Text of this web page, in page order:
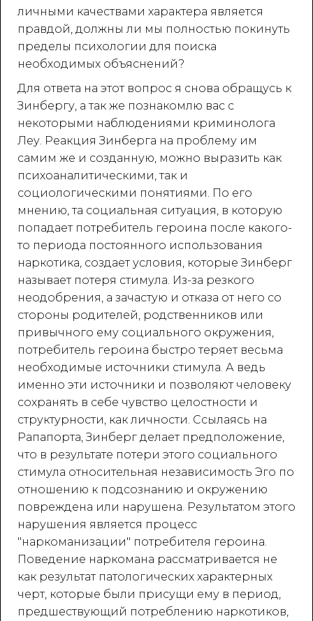
личными качествами характера является
правдой, должны ли мы полностью покинуть
пределы психологии для поиска
необходимых объяснений?
Для ответа на этот вопрос я снова обращусь к
Зинбергу, а так же познакомлю вас с
некоторыми наблюдениями криминолога
Леу. Реакция Зинберга на проблему им
самим же и созданную, можно выразить как
психоаналитическими, так и
социологическими понятиями. По его
мнению, та социальная ситуация, в которую
попадает потребитель героина после какого-
то периода постоянного использования
наркотика, создает условия, которые Зинберг
называет потеря стимула. Из-за резкого
неодобрения, а зачастую и отказа от него со
стороны родителей, родственников или
привычного ему социального окружения,
потребитель героина быстро теряет весьма
необходимые источники стимула. А ведь
именно эти источники и позволяют человеку
сохранять в себе чувство целостности и
структурности, как личности. Ссылаясь на
Рапапорта, Зинберг делает предположение,
что в результате потери этого социального
стимула относительная независимость Эго по
отношению к подсознанию и окружению
повреждена или нарушена. Результатом этого
нарушения является процесс
"наркоманизации" потребителя героина.
Поведение наркомана рассматривается не
как результат патологических характерных
черт, которые были присущи ему в период,
предшествующий потреблению наркотиков,